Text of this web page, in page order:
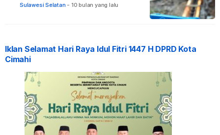
Sulawesi Selatan - 10 bulan yang lalu
Iklan Selamat Hari Raya Idul Fitri 1447 H DPRD Kota
Cimahi